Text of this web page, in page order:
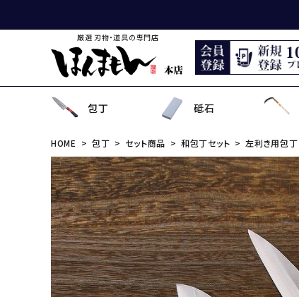
厳選 刃物・道具の専門店
包丁
出刃包丁
菜切り包丁
特殊包丁
砥石
天然砥石
名倉砥石
シャープナー
薄鎌
収穫鎌
下刈鎌
刈払刃
刈払機用アタッチメント
安全防具
園芸用鋏
散水用具・噴霧器
水田用除草用具
狩猟刀・剣鉈
鳶口
セット品
鉋
玄能・ハンマー・トンカチ
土木用品
洋裁鋏・和鋏
調理道具
おろし金・鰹節削り
HOME 包丁 セット商品 和包丁セット 左利き用包丁